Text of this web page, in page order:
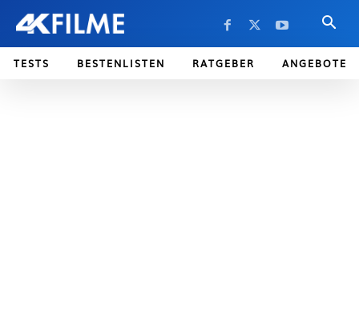
TESTS BESTENLISTEN RATGEBER ANGEBOTE